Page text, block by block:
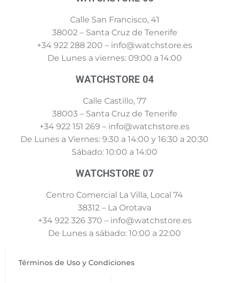
Calle San Francisco, 41
38002 – Santa Cruz de Tenerife
+34 922 288 200 – info@watchstore.es
De Lunes a viernes: 09:00 a 14:00
WATCHSTORE 04
Calle Castillo, 77
38003 – Santa Cruz de Tenerife
+34 922 151 269 – info@watchstore.es
De Lunes a Viernes: 9:30 a 14:00 y 16:30 a 20:30
Sábado: 10:00 a 14:00
WATCHSTORE 07
Centro Comercial La Villa, Local 74
38312 – La Orotava
+34 922 326 370 – info@watchstore.es
De Lunes a sábado: 10:00 a 22:00
Términos de Uso y Condiciones